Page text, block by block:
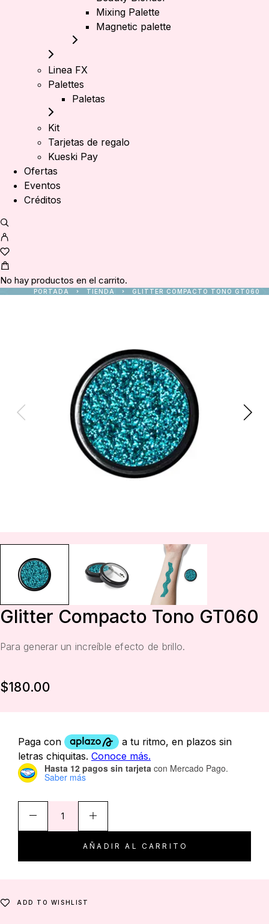
Mixing Palette
Magnetic palette
Linea FX
Palettes
Paletas
Kit
Tarjetas de regalo
Kueski Pay
Ofertas
Eventos
Créditos
No hay productos en el carrito.
PORTADA TIENDA GLITTER COMPACTO TONO GT060
Glitter Compacto Tono GT060
Para generar un increíble efecto de brillo.
$180.00
Hasta 12 pagos sin tarjeta con Mercado Pago.
Saber más
AÑADIR AL CARRITO
ADD TO WISHLIST